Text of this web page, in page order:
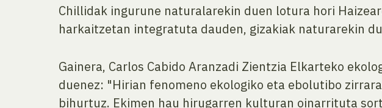
Chillidak ingurune naturalarekin duen lotura hori
harkaitzetan integratuta dauden, gizakiak naturarekin
Gainera, Carlos Cabido Aranzadi Zientzia Elkarteko
duenez: "Hirian fenomeno ekologiko eta ebolutibo
bihurtuz. Ekimen hau hirugarren kulturan oinarrituta